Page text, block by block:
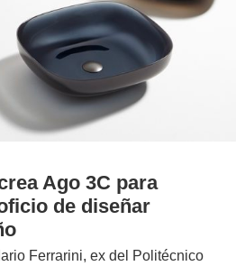
Ago 3C para
de diseñar
Ferrarini, ex del Politécnico